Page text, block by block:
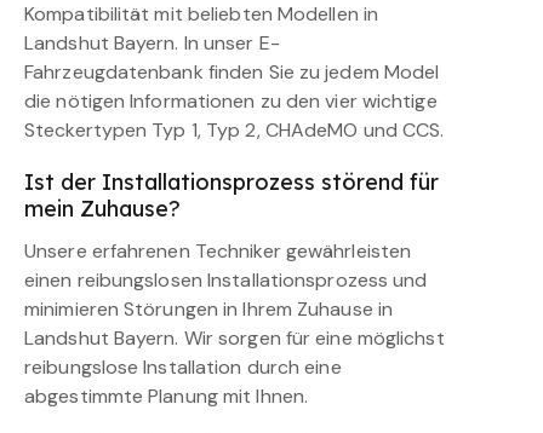
Kompatibilität mit beliebten Modellen in
Landshut Bayern. In unser E-
Fahrzeugdatenbank finden Sie zu jedem Model
die nötigen Informationen zu den vier wichtige
Steckertypen Typ 1, Typ 2, CHAdeMO und CCS.
Ist der Installationsprozess störend für
mein Zuhause?
Unsere erfahrenen Techniker gewährleisten
einen reibungslosen Installationsprozess und
minimieren Störungen in Ihrem Zuhause in
Landshut Bayern. Wir sorgen für eine möglichst
reibungslose Installation durch eine
abgestimmte Planung mit Ihnen.